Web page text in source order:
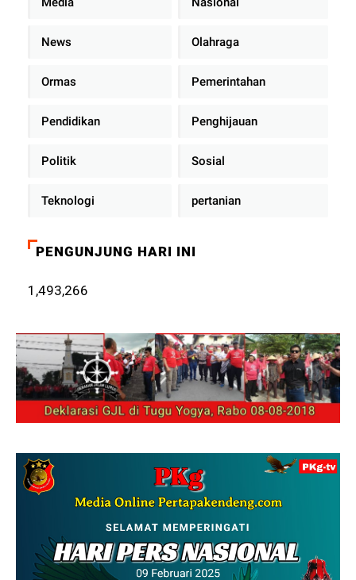
News Olahraga
Ormas Pemerintahan
Pendidikan Penghijauan
Politik Sosial
Teknologi pertanian
PENGUNJUNG HARI INI
1,493,266